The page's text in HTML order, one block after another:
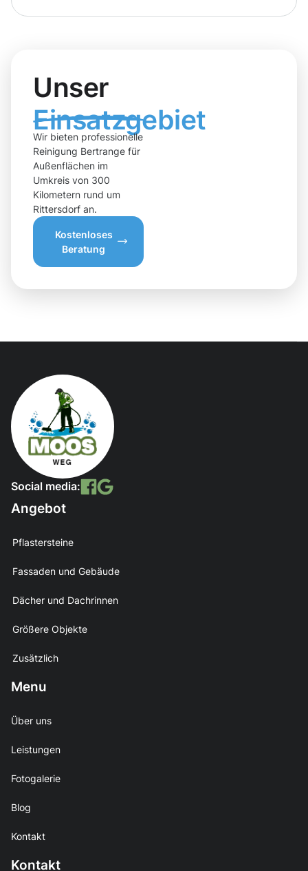
Unser
Einsatzgebiet
Wir bieten professionelle
Reinigung Bertrange für
Außenflächen im
Umkreis von 300
Kilometern rund um
Rittersdorf an.
Kostenloses
Beratung
Social media:
Angebot
Pflastersteine
Fassaden und Gebäude
Dächer und Dachrinnen
Größere Objekte
Zusätzlich
Menu
Über uns
Leistungen
Fotogalerie
Blog
Kontakt
Kontakt